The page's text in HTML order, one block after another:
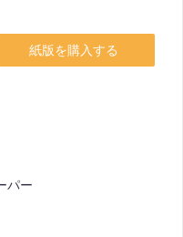
紙版を購入する
パー